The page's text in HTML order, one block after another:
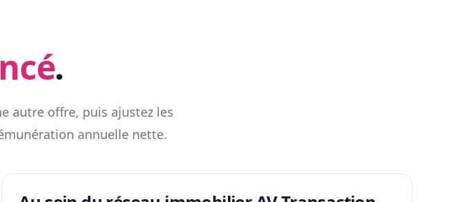
.
autre offre, puis ajustez les
annuelle nette.